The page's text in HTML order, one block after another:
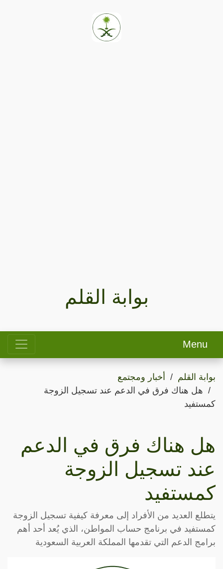
بوابة القلم
Menu
بوابة القلم
أخبار ومجتمع
هل هناك فرق في الدعم عند تسجيل الزوجة
كمستفيد
هل هناك فرق في الدعم
عند تسجيل الزوجة
كمستفيد
يتطلع العديد من الأفراد إلى معرفة كيفية تسجيل الزوجة
كمستفيد في برنامج حساب المواطن، الذي يُعد أحد أهم
برامج الدعم التي تقدمها المملكة العربية السعودية